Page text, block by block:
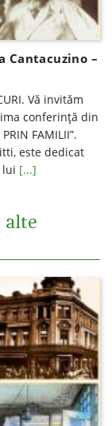
–
Vă invităm
conferință din
FAMILII”.
este dedicat
lui [...]